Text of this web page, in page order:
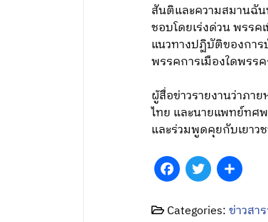
สันติและความสมานฉั
ชอบโดยเร่งด่วน พรร
แนวทางปฏิบัติของการ
พรรคการเมืองใดพรร
ผู้สื่อข่าวรายงานว่าภา
ไทย และนายแพทย์ทศ
และร่วมพูดคุยกับเยาว
Facebook
TwitterShare
Categories:ข่าวสา